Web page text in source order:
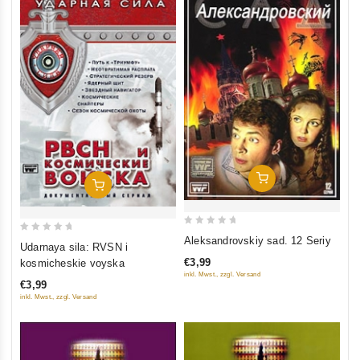
Add To Cart
5
Udarnaya sila: RVSN i
kosmicheskie voyska
€3,99
inkl. Mwst., zzgl. Versand
Add To Cart
of
Aleksandrovskiy sad. 12 Seriy
€3,99
inkl. Mwst., zzgl. Versand